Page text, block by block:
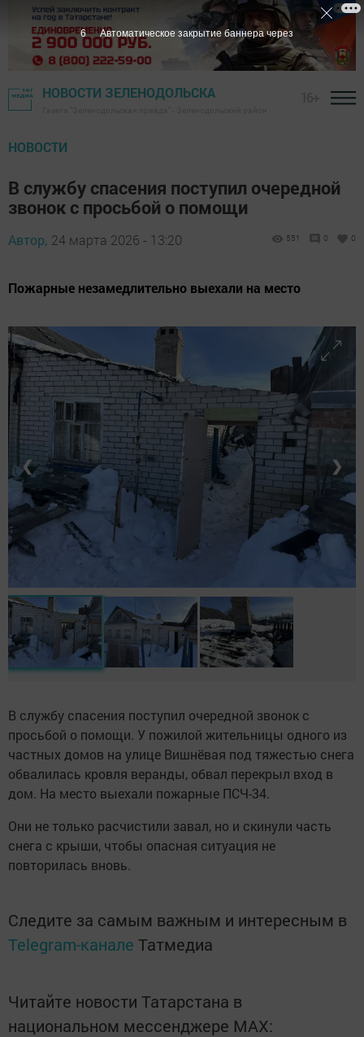
НОВОСТИ ЗЕЛЕНОДОЛЬСКА
НОВОСТИ
В службу спасения поступил очередной
звонок с просьбой о помощи
Автор, 24 марта 2026 - 13:20 551 0 0
Пожарные незамедлительно выехали на место
❮ ❯
В службу спасения поступил очередной звонок с
просьбой о помощи. У пожилой жительницы одного из
частных домов на улице Вишнёвая под тяжестью снега
обвалилась кровля веранды, обвал перекрыл вход в
дом. На место выехали пожарные ПСЧ-34.
Они не только расчистили завал, но и скинули часть
снега с крыши, чтобы опасная ситуация не
повторилась вновь.
Следите за самым важным и интересным в
Telegram-канале Татмедиа
Читайте новости Татарстана в
национальном мессенджере MАХ:
5 Автоматическое закрытие баннера через